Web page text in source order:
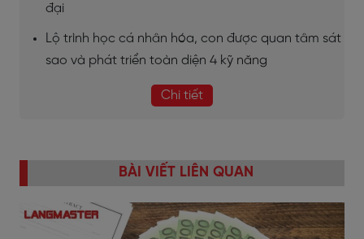
đại
Lộ trình học cá nhân hóa, con được quan tâm sát
sao và phát triển toàn diện 4 kỹ năng
Chi tiết
BÀI VIẾT LIÊN QUAN